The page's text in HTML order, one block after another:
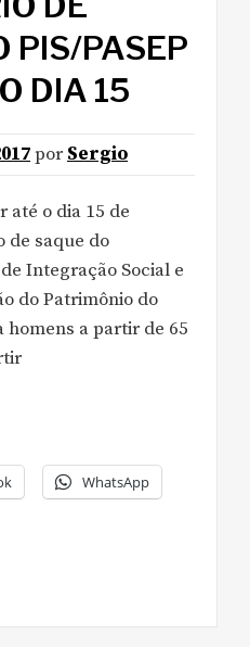
PIS/PASEP
DIA 15
por Sergio
até o dia 15 de
de saque do
Integração Social e
do Patrimônio do
homens a partir de 65
WhatsApp